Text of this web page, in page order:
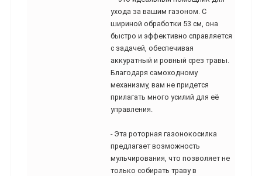
ухода за вашим газоном. С
шириной обработки 53 см, она
быстро и эффективно справляется
с задачей, обеспечивая
аккуратный и ровный срез травы.
Благодаря самоходному
механизму, вам не придется
прилагать много усилий для её
управления.
- Эта роторная газонокосилка
предлагает возможность
мульчирования, что позволяет не
только собирать траву в